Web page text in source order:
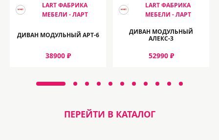
LART ФАБРИКА
МЕБЕЛИ - ЛАРТ
ДИВАН МОДУЛЬНЫЙ АРТ-6
38900 ₽
LART ФАБРИКА
МЕБЕЛИ - ЛАРТ
ДИВАН МОДУЛЬНЫЙ
АЛЕКС-3
52990 ₽
ПЕРЕЙТИ В КАТАЛОГ